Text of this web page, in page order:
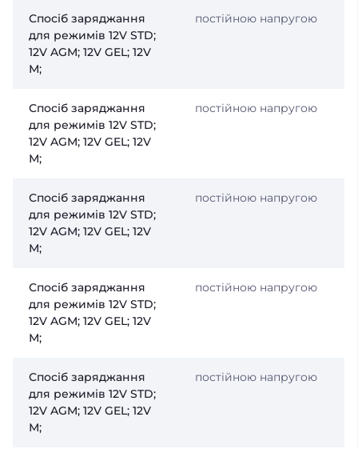
Спосіб заряджання
для режимів 12V STD;
12V AGM; 12V GEL; 12V
М;
постійною напругою
Спосіб заряджання
для режимів 12V STD;
12V AGM; 12V GEL; 12V
М;
постійною напругою
Спосіб заряджання
для режимів 12V STD;
12V AGM; 12V GEL; 12V
М;
постійною напругою
Спосіб заряджання
для режимів 12V STD;
12V AGM; 12V GEL; 12V
М;
постійною напругою
Спосіб заряджання
для режимів 12V STD;
12V AGM; 12V GEL; 12V
М;
постійною напругою